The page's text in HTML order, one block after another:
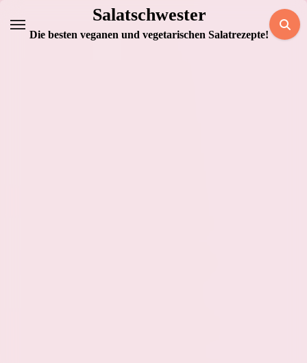
Inhalt
Salatschwester
Die besten veganen und vegetarischen Salatrezepte!